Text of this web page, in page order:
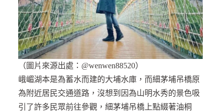
（圖片來源出處：@wenwen88520）
峨嵋湖本是為蓄水而建的大埔水庫，而細茅埔吊橋原
為附近居民交通道路，沒想到因為山明水秀的景色吸
引了許多民眾前往參觀，細茅埔吊橋上點綴著油桐